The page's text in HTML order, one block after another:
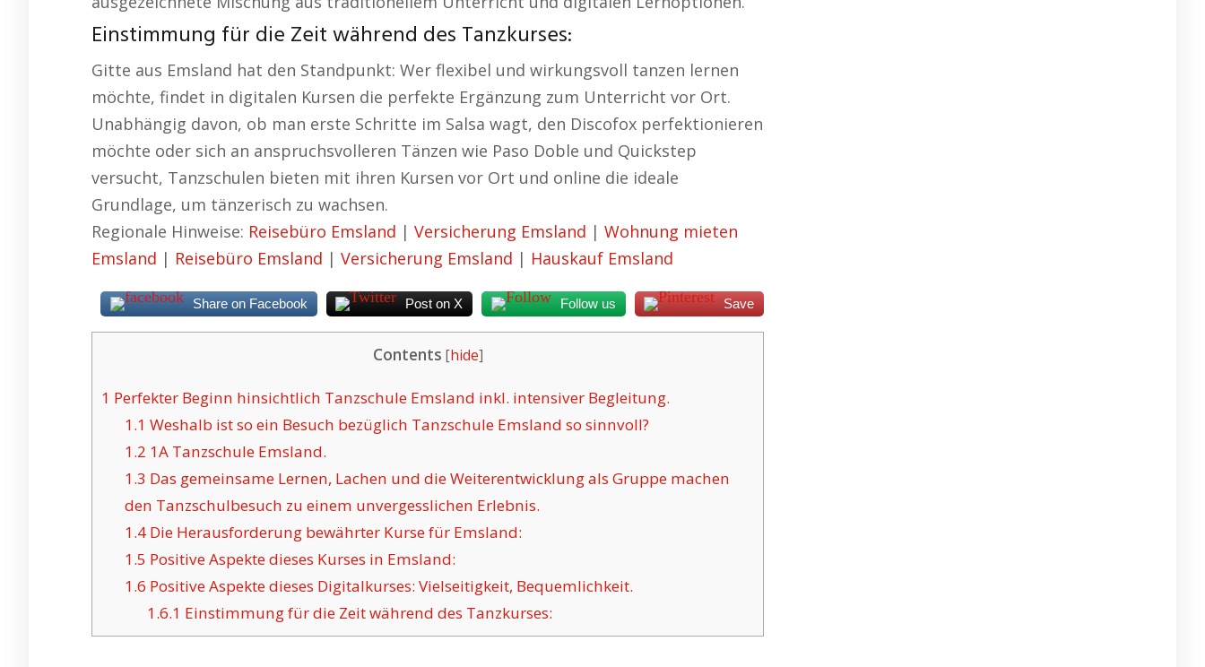
Einstimmung für die Zeit während des Tanzkurses:
Gitte aus Emsland hat den Standpunkt: Wer flexibel und wirkungsvoll tanzen lernen
möchte, findet in digitalen Kursen die perfekte Ergänzung zum Unterricht vor Ort.
Unabhängig davon, ob man erste Schritte im Salsa wagt, den Discofox perfektionieren
möchte oder sich an anspruchsvolleren Tänzen wie Paso Doble und Quickstep
versucht, Tanzschulen bieten mit ihren Kursen vor Ort und online die ideale
Grundlage, um tänzerisch zu wachsen.
Regionale Hinweise: Reisebüro Emsland | Versicherung Emsland | Wohnung mieten
Emsland | Reisebüro Emsland | Versicherung Emsland | Hauskauf Emsland
Share on Facebook Post on X Follow us Save
Contents [hide]
1 Perfekter Beginn hinsichtlich Tanzschule Emsland inkl. intensiver Begleitung.
1.1 Weshalb ist so ein Besuch bezüglich Tanzschule Emsland so sinnvoll?
1.2 1A Tanzschule Emsland.
1.3 Das gemeinsame Lernen, Lachen und die Weiterentwicklung als Gruppe machen
den Tanzschulbesuch zu einem unvergesslichen Erlebnis.
1.4Die Herausforderung bewährter Kurse für Emsland:
1.5 Positive Aspekte dieses Kurses in Emsland:
1.6 Positive Aspekte dieses Digitalkurses: Vielseitigkeit, Bequemlichkeit.
1.6.1 Einstimmung für die Zeit während des Tanzkurses: